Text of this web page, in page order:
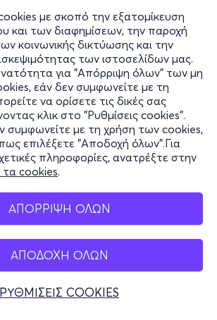
με σκοπό την εξατομίκευση
και των διαφημίσεων, την παροχή
κοινωνικής δικτύωσης και την
των ιστοσελίδων μας.
για "Απόρριψη όλων" των μη
εάν δεν συμφωνείτε με τη
να ορίσετε τις δικές σας
κλικ στο "Ρυθμίσεις cookies".
συμφωνείτε με τη χρήση των cookies,
επιλέξετε "Αποδοχή όλων".Για
πληροφορίες, ανατρέξτε στην
τα cookies.
ΑΠΟΡΡΙΨΗ ΟΛΩΝ
ΑΠΟΔΟΧΗ ΟΛΩΝ
ΡΥΘΜΙΣΕΙΣ COOKIES